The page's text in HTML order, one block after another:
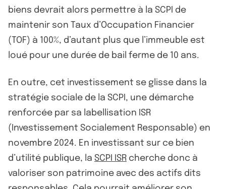
biens devrait alors permettre à la SCPI de
maintenir son Taux d’Occupation Financier
(TOF) à 100%, d’autant plus que l’immeuble est
loué pour une durée de bail ferme de 10 ans.
En outre, cet investissement se glisse dans la
stratégie sociale de la SCPI, une démarche
renforcée par sa labellisation ISR
(Investissement Socialement Responsable) en
novembre 2024. En investissant sur ce bien
d’utilité publique, la SCPI ISR cherche donc à
valoriser son patrimoine avec des actifs dits